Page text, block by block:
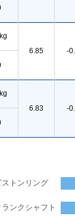
6.85
-
6.83
-
ストンリング
ランクシャフト